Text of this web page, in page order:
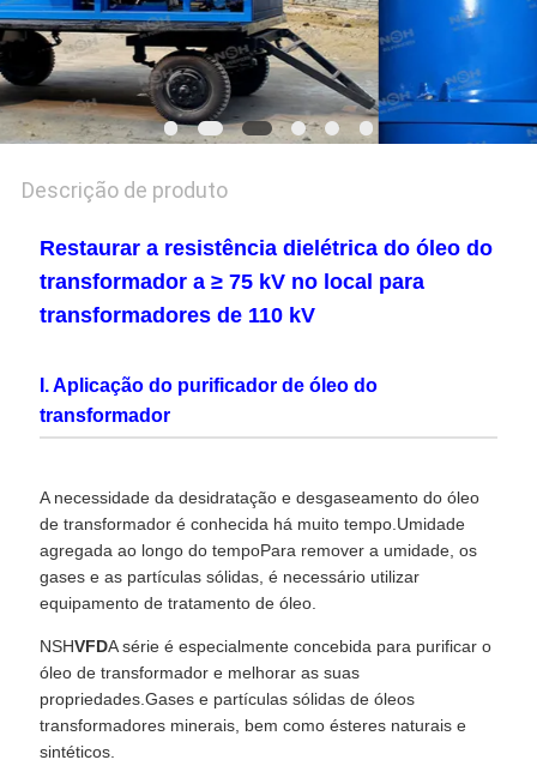
Descrição de produto
Restaurar a resistência dielétrica do óleo do
transformador a ≥ 75 kV no local para
transformadores de 110 kV
I. Aplicação do purificador de óleo do
transformador
A necessidade da desidratação e desgaseamento do óleo
de transformador é conhecida há muito tempo.Umidade
agregada ao longo do tempoPara remover a umidade, os
gases e as partículas sólidas, é necessário utilizar
equipamento de tratamento de óleo.
NSHVFDA série é especialmente concebida para purificar o
óleo de transformador e melhorar as suas
propriedades.Gases e partículas sólidas de óleos
transformadores minerais, bem como ésteres naturais e
sintéticos.